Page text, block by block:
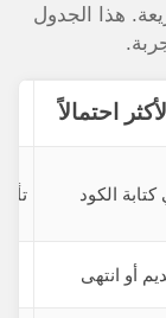
هذا الجدول
احتمالاً
الكود
أو انتهى